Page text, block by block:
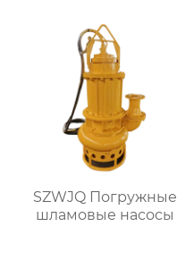
SZWJQ Погружные
шламовые насосы